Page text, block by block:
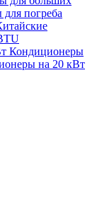
погреба
Кондиционеры
на 20 кВт